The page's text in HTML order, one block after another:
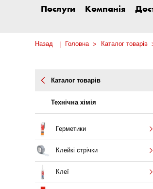
Послуги Компанія
Назад Головна Каталог товарів
Каталог товарів
Технічна хімія
Герметики
Клейкі стрічки
Клеї